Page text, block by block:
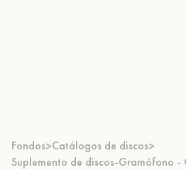
Fondos>Catálogos de discos>
Suplemento de discos-Gramófono -